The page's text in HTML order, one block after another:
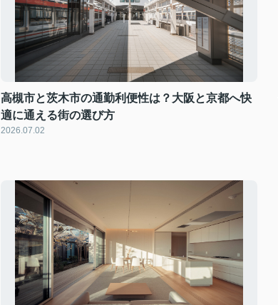
高槻市と茨木市の通勤利便性は？大阪と京都へ快
適に通える街の選び方
2026.07.02